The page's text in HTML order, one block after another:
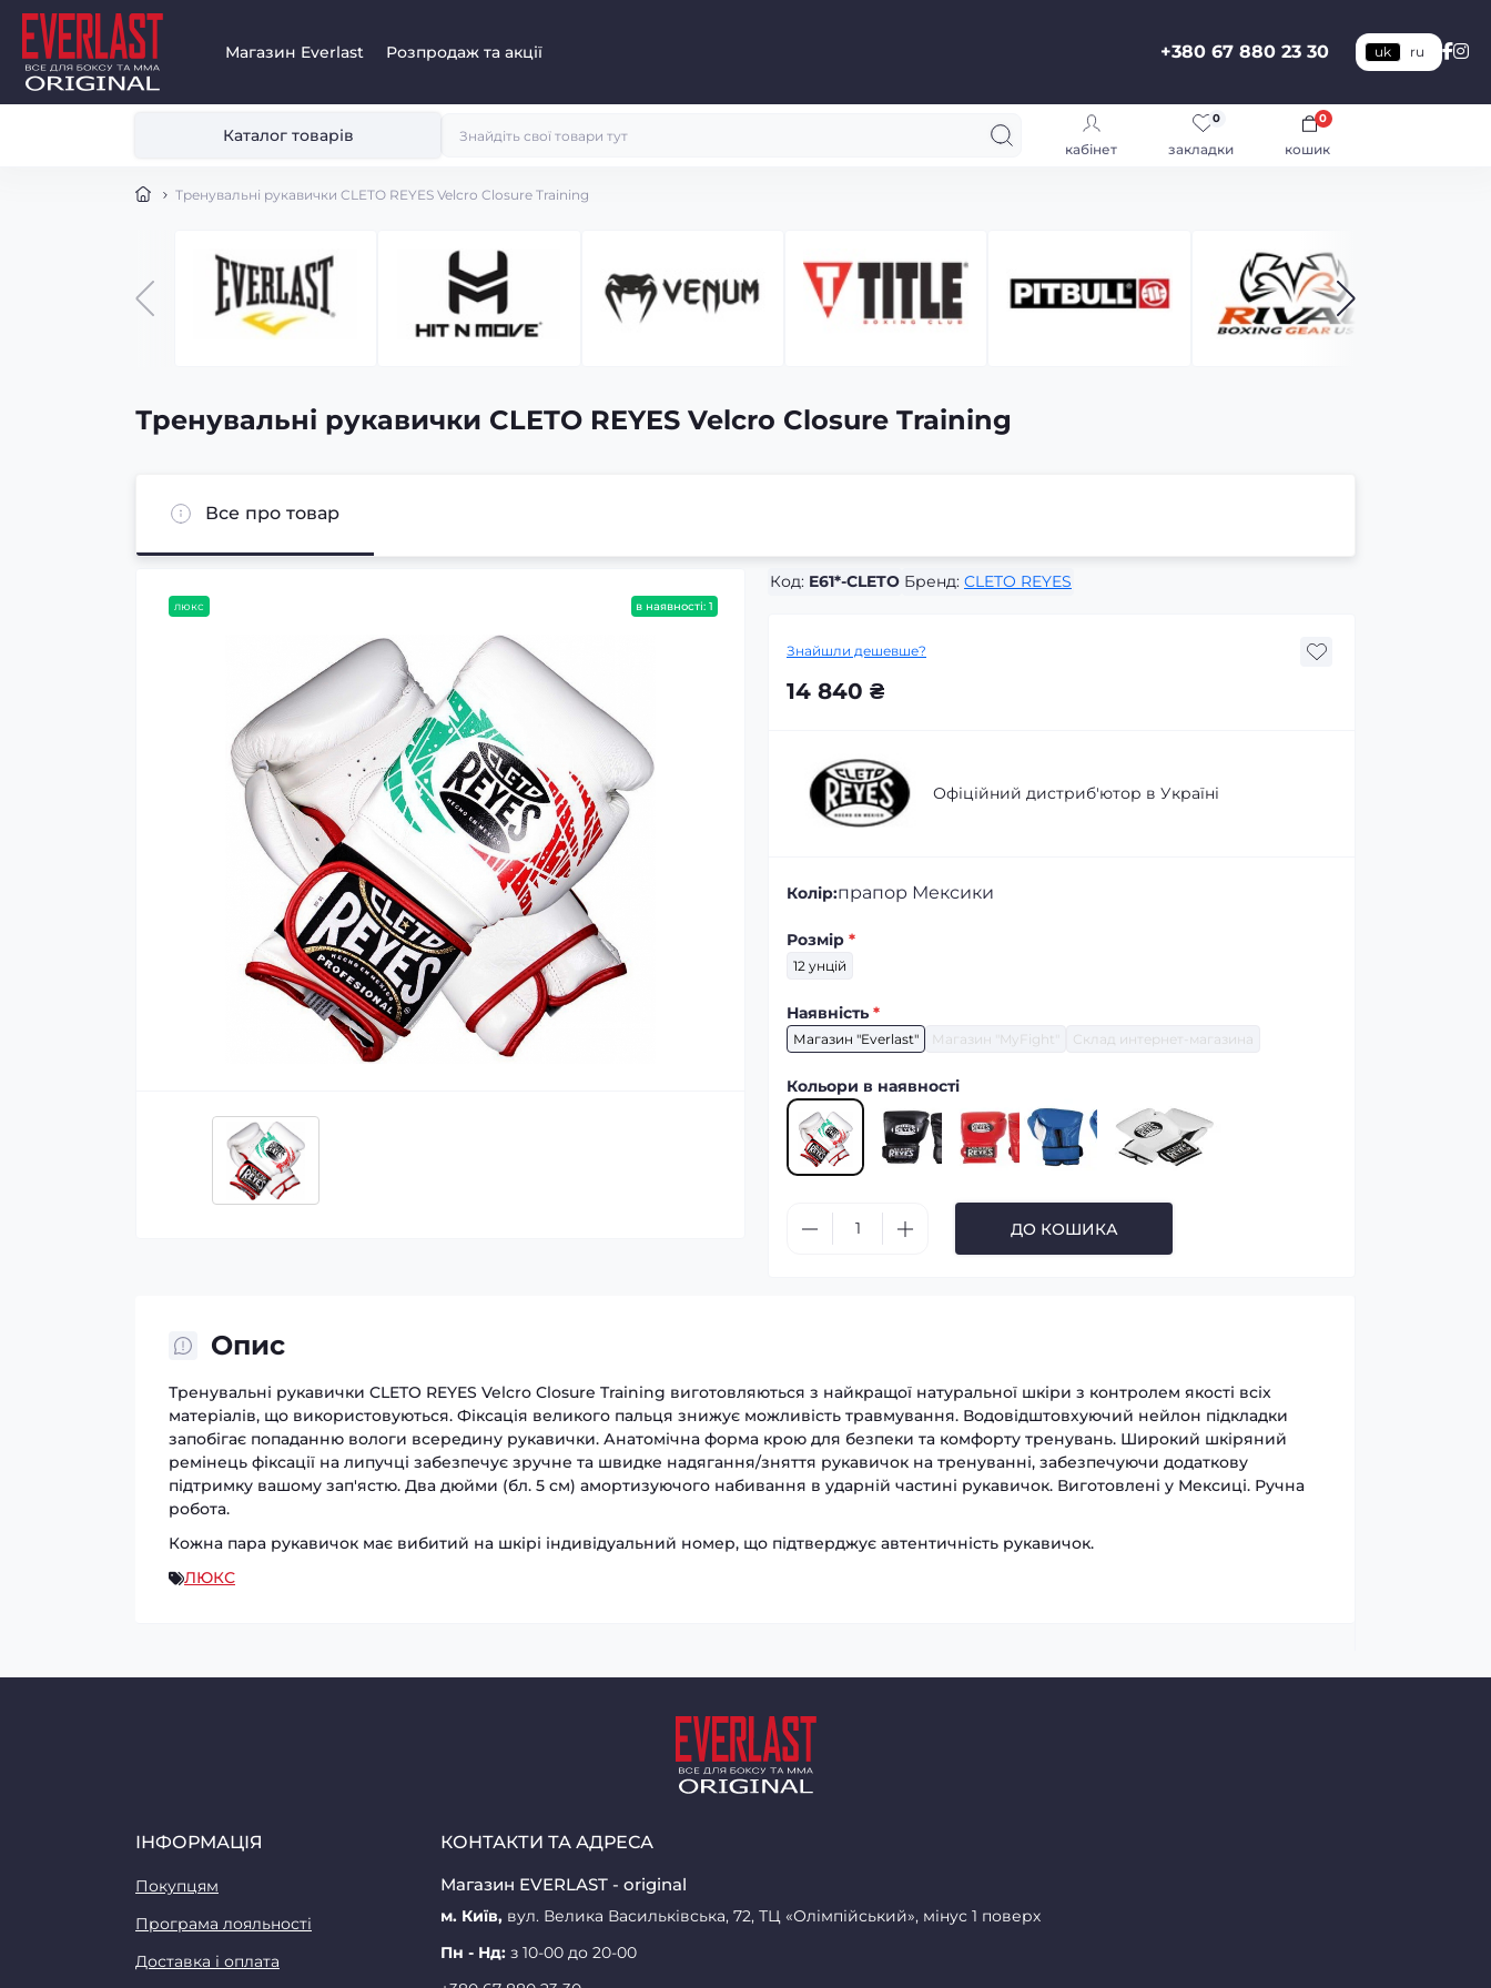
Магазин Everlast Розпродаж та акції +380 67 880 23 30 uk ru
Каталог товарів
кабінет закладки
0
кошик
0
Тренувальні рукавички CLETO REYES Velcro Closure Training
Тренувальні рукавички CLETO REYES Velcro Closure Training
Все про товар
люкс в наявності: 1
Код: E61*-CLETO Бренд: CLETO REYES
Знайшли дешевше?
14 840 ₴
Офіційний дистриб'ютор в Україні
Колір:прапор Мексики
Розмір *
12 унцій
Наявність *
Магазин "Everlast" Магазин "MyFight" Склад интернет-магазина
Кольори в наявності
ДО КОШИКА
Опис
Тренувальні рукавички CLETO REYES Velcro Closure Training виготовляються з найкращої натуральної шкіри з контролем якості всіх
матеріалів, що використовуються. Фіксація великого пальця знижує можливість травмування. Водовідштовхуючий нейлон підкладки
запобігає попаданню вологи всередину рукавички. Анатомічна форма крою для безпеки та комфорту тренувань. Широкий шкіряний
ремінець фіксації на липучці забезпечує зручне та швидке надягання/зняття рукавичок на тренуванні, забезпечуючи додаткову
підтримку вашому зап'ястю. Два дюйми (бл. 5 см) амортизуючого набивання в ударній частині рукавичок. Виготовлені у Мексиці. Ручна
робота.
Кожна пара рукавичок має вибитий на шкірі індивідуальний номер, що підтверджує автентичність рукавичок.
ЛЮКС
ІНФОРМАЦІЯ
Покупцям
Програма лояльності
Доставка і оплата
КОНТАКТИ ТА АДРЕСА
Магазин EVERLAST - original
м. Київ, вул. Велика Васильківська, 72, ТЦ «Олімпійський», мінус 1 поверх
Пн - Нд: з 10-00 до 20-00